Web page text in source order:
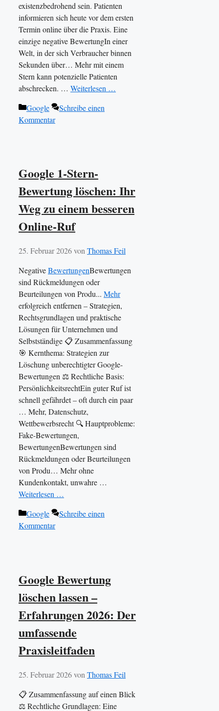
existenzbedrohend sein. Patienten
informieren sich heute vor dem ersten
Termin online über die Praxis. Eine
einzige negative BewertungIn einer
Welt, in der sich Verbraucher binnen
Sekunden über… Mehr mit einem
Stern kann potenzielle Patienten
abschrecken. … Weiterlesen …
Kategorien
Google
Schreibe einen
Kommentar
Google 1-Stern-
Bewertung löschen: Ihr
Weg zu einem besseren
Online-Ruf
25. Februar 2026vonThomas Feil
NegativeBewertungenBewertungen
sind Rückmeldungen oder
Beurteilungen von Produ... Mehr
erfolgreich entfernen – Strategien,
Rechtsgrundlagen und praktische
Lösungen für Unternehmen und
Selbstständige 📋 Zusammenfassung
🎯 Kernthema: Strategien zur
Löschung unberechtigter Google-
Bewertungen ⚖️ Rechtliche Basis:
PersönlichkeitsrechtEin guter Ruf ist
schnell gefährdet – oft durch ein paar
… Mehr, Datenschutz,
Wettbewerbsrecht 🔍 Hauptprobleme:
Fake-Bewertungen,
BewertungenBewertungen sind
Rückmeldungen oder Beurteilungen
von Produ… Mehr ohne
Kundenkontakt, unwahre …
Weiterlesen …
Kategorien
Google
Schreibe einen
Kommentar
Google Bewertung
löschen lassen –
Erfahrungen 2026: Der
umfassende
Praxisleitfaden
25. Februar 2026von Thomas Feil
📋 Zusammenfassung auf einen Blick
⚖️ Rechtliche Grundlagen: Eine